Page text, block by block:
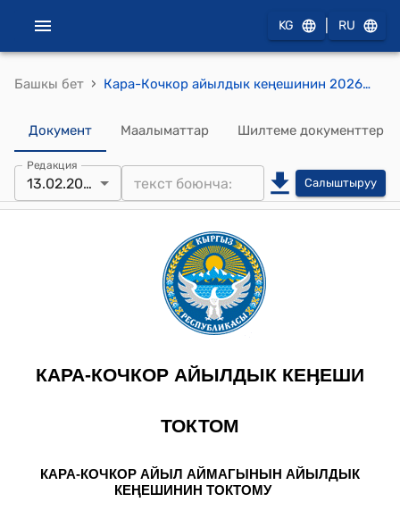
KG RU
Башкы бет › Кара-Кочкор айылдык кеңешинин 2026-жылдын 13-февралындагы № 1/5 "Теректерди кыюууга макулдук берүү жөнүндө" токтому.
Документ Маалыматтар Шилтеме документтер
Редакция
13.02.2026 Салыштыруу